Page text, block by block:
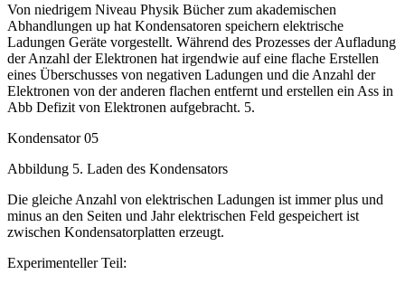
Von niedrigem Niveau Physik Bücher zum akademischen
Abhandlungen up hat Kondensatoren speichern elektrische
Ladungen Geräte vorgestellt. Während des Prozesses der Aufladung
der Anzahl der Elektronen hat irgendwie auf eine flache Erstellen
eines Überschusses von negativen Ladungen und die Anzahl der
Elektronen von der anderen flachen entfernt und erstellen ein Ass in
Abb Defizit von Elektronen aufgebracht. 5.
Kondensator 05
Abbildung 5. Laden des Kondensators
Die gleiche Anzahl von elektrischen Ladungen ist immer plus und
minus an den Seiten und Jahr elektrischen Feld gespeichert ist
zwischen Kondensatorplatten erzeugt.
Experimenteller Teil: